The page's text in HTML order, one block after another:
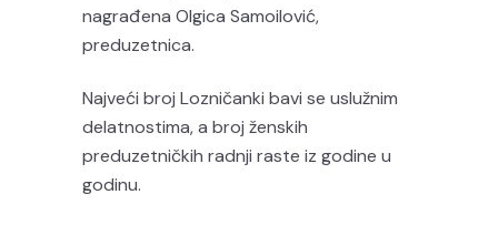
nagrađena Olgica Samoilović,
preduzetnica.
Najveći broj Lozničanki bavi se uslužnim
delatnostima, a broj ženskih
preduzetničkih radnji raste iz godine u
godinu.